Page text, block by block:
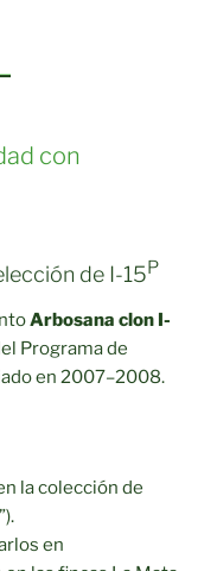
con
de I-15P
Arbosana clon I-
Programa de
en 2007–2008.
la colección de
en